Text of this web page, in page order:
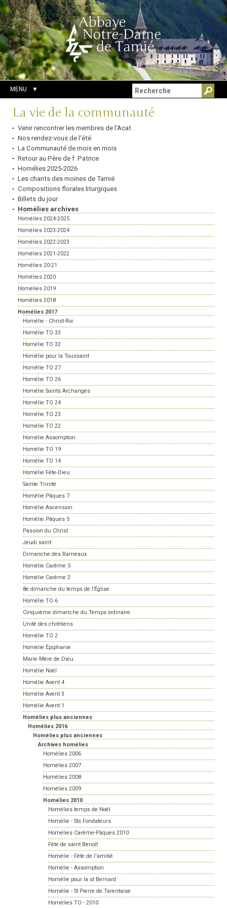
Aller
au
contenu.
|
Aller
à
la
navigation
Outils
personnels
Chercher par
Recherche
avancée…
MENU
Navigation
La vie de la communauté
Venir rencontrer les membres de l'Acat
Nos rendez-vous de l'été
La Communauté de mois en mois
Retour au Père de f. Patrice
Homélies 2025-2026
Les chants des moines de Tamié
Compositions florales liturgiques
Billets du jour
Homélies archives
Homélies 2024-2025
Homélies 2023-2024
Homélies 2022-2023
Homélies 2021-2022
Homélies 20-21
Homélies 2020
Homélies 2019
Homélies 2018
Homélies 2017
Homélie - Christ-Roi
Homélie TO 33
Homélie TO 32
Homélie pour la Toussaint
Homélie TO 27
Homélie TO 26
Homélie Saints Archanges
Homélie TO 24
Homélie TO 23
Homélie TO 22
Homélie Assomption
Homélie TO 19
Homélie TO 14
Homélie Fête-Dieu
Sainte Trinité
Homélie Pâques 7
Homélie Ascension
Homélie Pâques 5
Passion du Christ
Jeudi saint
Dimanche des Rameaux
Homélie Carême 5
Homélie Carême 2
8e dimanche du temps de l’Église
Homélie TO 6
Cinquième dimanche du Temps ordinaire
Unité des chrétiens
Homélie TO 2
Homélie Épiphanie
Marie Mère de Dieu
Homélie Noël
Homélie Avent 4
Homélie Avent 3
Homélie Avent 1
Homélies plus anciennes
Homélies 2016
Homélies plus anciennes
Archives homélies
Homélies 2006
Homélies 2007
Homélies 2008
Homélies 2009
Homélies 2010
Homélies temps de Noël
Homélie - Sts Fondateurs
Homélies Carême-Pâques 2010
Fête de saint Benoît
Homélie - Fête de l'amitié
Homélie - Assomption
Homélie pour la st Bernard
Homélie - St Pierre de Tarentaise
Homélies TO - 2010